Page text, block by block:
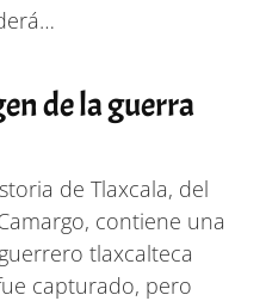
de la guerra
de Tlaxcala, del
contiene una
tlaxcalteca
capturado, pero